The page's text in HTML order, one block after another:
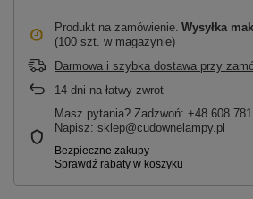
Produkt na zamówienie Wysyłka
(100 szt. w magazynie)
Darmowa i szybka dostawa przy
14 dni na łatwy zwrot
Masz pytania? Zadzwoń: +48 608
Napisz: sklep@cudownelampy.pl